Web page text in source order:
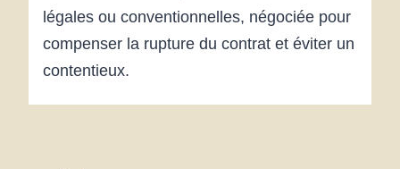
légales ou conventionnelles, négociée pour
compenser la rupture du contrat et éviter un
contentieux.